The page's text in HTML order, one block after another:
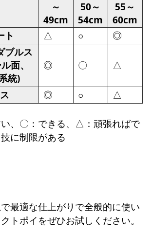
～
49cm
50～
54cm
55～
60cm
ト
△ ○
◎
ブルス
面、
統)
◎ 〇 △
◎ ○ △
、〇：できる、△：頑張ればで
に制限がある
最適な仕上がりで全般的に使い
トポイをぜひお試しください。